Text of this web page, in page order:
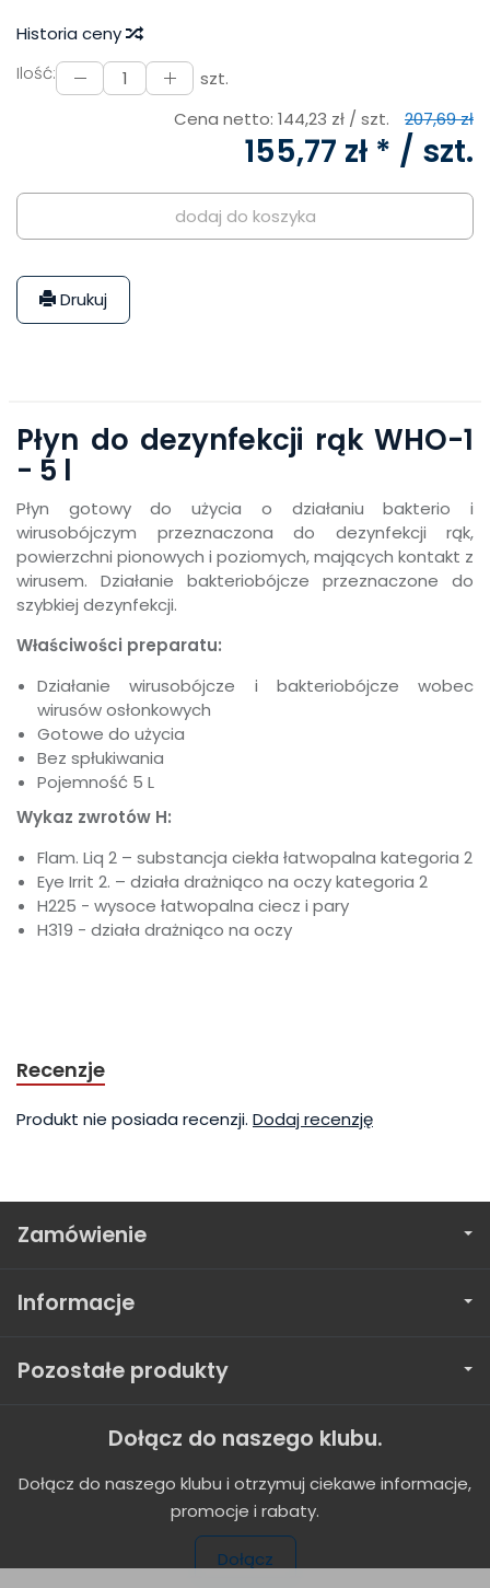
Historia ceny
Ilość:
szt.
Cena netto: 144,23 zł / szt. 207,69 zł
155,77 zł * / szt.
dodaj do koszyka
Drukuj
Płyn do dezynfekcji rąk WHO-1
- 5 l
Płyn gotowy do użycia o działaniu bakterio i
wirusobójczym przeznaczona do dezynfekcji rąk,
powierzchni pionowych i poziomych, mających kontakt z
wirusem. Działanie bakteriobójcze przeznaczone do
szybkiej dezynfekcji.
Właściwości preparatu:
Działanie wirusobójcze i bakteriobójcze wobec
wirusów osłonkowych
Gotowe do użycia
Bez spłukiwania
Pojemność 5 L
Wykaz zwrotów H:
Flam. Liq 2 – substancja ciekła łatwopalna kategoria 2
Eye Irrit 2. – działa drażniąco na oczy kategoria 2
H225 - wysoce łatwopalna ciecz i pary
H319 - działa drażniąco na oczy
Recenzje
Produkt nie posiada recenzji. Dodaj recenzję
Zamówienie
Informacje
Pozostałe produkty
Dołącz do naszego klubu.
Dołącz do naszego klubu i otrzymuj ciekawe informacje,
promocje i rabaty.
Dołącz